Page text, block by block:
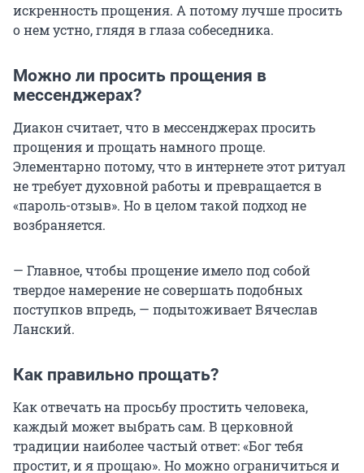
искренность прощения. А потому лучше просить
о нем устно, глядя в глаза собеседника.
Можно ли просить прощения в
мессенджерах?
Диакон считает, что в мессенджерах просить
прощения и прощать намного проще.
Элементарно потому, что в интернете этот ритуал
не требует духовной работы и превращается в
«пароль-отзыв». Но в целом такой подход не
возбраняется.
— Главное, чтобы прощение имело под собой
твердое намерение не совершать подобных
поступков впредь, — подытоживает Вячеслав
Ланский.
Как правильно прощать?
Как отвечать на просьбу простить человека,
каждый может выбрать сам. В церковной
традиции наиболее частый ответ: «Бог тебя
простит, и я прощаю». Но можно ограничиться и